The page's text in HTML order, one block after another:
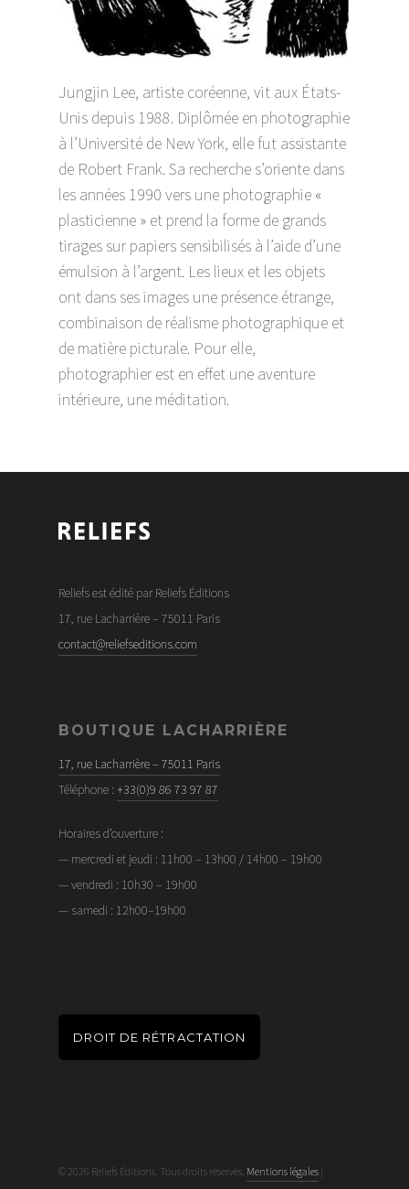
Jungjin Lee, artiste coréenne, vit aux États-
Unis depuis 1988. Diplômée en photographie
à l’Université de New York, elle fut assistante
de Robert Frank. Sa recherche s’oriente dans
les années 1990 vers une photographie «
plasticienne » et prend la forme de grands
tirages sur papiers sensibilisés à l’aide d’une
émulsion à l’argent. Les lieux et les objets
ont dans ses images une présence étrange,
combinaison de réalisme photographique et
de matière picturale. Pour elle,
photographier est en effet une aventure
intérieure, une méditation.
Reliefs est édité par Reliefs Éditions
17, rue Lacharrière – 75011 Paris
contact@reliefseditions.com
BOUTIQUE LACHARRIÈRE
17, rue Lacharrière – 75011 Paris
Téléphone : +33(0)9 86 73 97 87
Horaires d’ouverture :
— mercredi et jeudi : 11h00 – 13h00 / 14h00 – 19h00
— vendredi : 10h30 – 19h00
— samedi : 12h00–19h00
DROIT DE RÉTRACTATION
© 2026 Reliefs Éditions. Tous droits réservés. Mentions légales